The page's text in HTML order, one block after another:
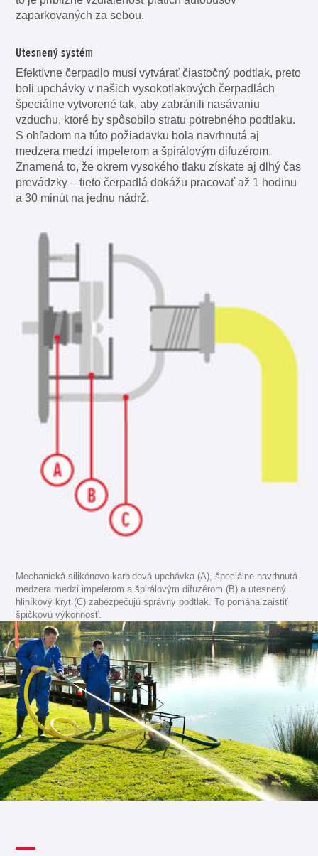
zaparkovaných za sebou.
Utesnený systém
Efektívne čerpadlo musí vytvárať čiastočný podtlak, preto
boli upchávky v našich vysokotlakových čerpadlách
špeciálne vytvorené tak, aby zabránili nasávaniu
vzduchu, ktoré by spôsobilo stratu potrebného podtlaku.
S ohľadom na túto požiadavku bola navrhnutá aj
medzera medzi impelerom a špirálovým difuzérom.
Znamená to, že okrem vysokého tlaku získate aj dlhý čas
prevádzky – tieto čerpadlá dokážu pracovať až 1 hodinu
a 30 minút na jednu nádrž.
Mechanická silikónovo-karbidová upchávka (A), špeciálne navrhnutá
medzera medzi impelerom a špirálovým difuzérom (B) a utesnený
hliníkový kryt (C) zabezpečujú správny podtlak. To pomáha zaistiť
špičkovú výkonnosť.